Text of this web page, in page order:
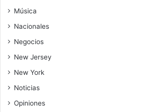
Música
Nacionales
Negocios
New Jersey
New York
Noticias
Opiniones